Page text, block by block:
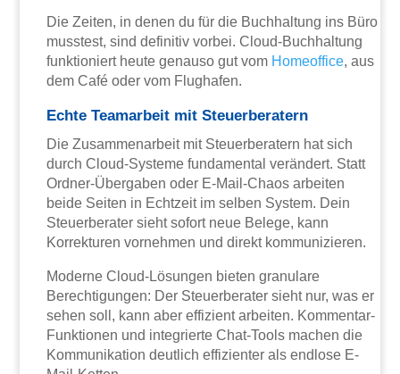
Die Zeiten, in denen du für die Buchhaltung ins Büro
musstest, sind definitiv vorbei. Cloud-Buchhaltung
funktioniert heute genauso gut vom Homeoffice, aus
dem Café oder vom Flughafen.
Echte Teamarbeit mit Steuerberatern
Die Zusammenarbeit mit Steuerberatern hat sich
durch Cloud-Systeme fundamental verändert. Statt
Ordner-Übergaben oder E-Mail-Chaos arbeiten
beide Seiten in Echtzeit im selben System. Dein
Steuerberater sieht sofort neue Belege, kann
Korrekturen vornehmen und direkt kommunizieren.
Moderne Cloud-Lösungen bieten granulare
Berechtigungen: Der Steuerberater sieht nur, was er
sehen soll, kann aber effizient arbeiten. Kommentar-
Funktionen und integrierte Chat-Tools machen die
Kommunikation deutlich effizienter als endlose E-